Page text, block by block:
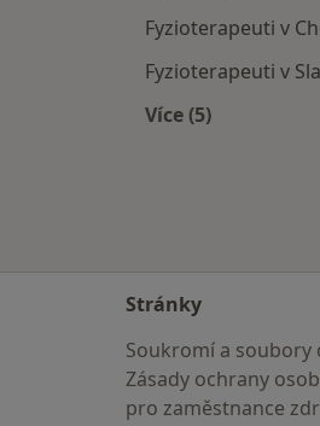
Fyzioterapeuti v
Fyzioterapeuti v
Více (5)
Stránky
Soukromí a soubory
Zásady ochrany
pro zaměstnance